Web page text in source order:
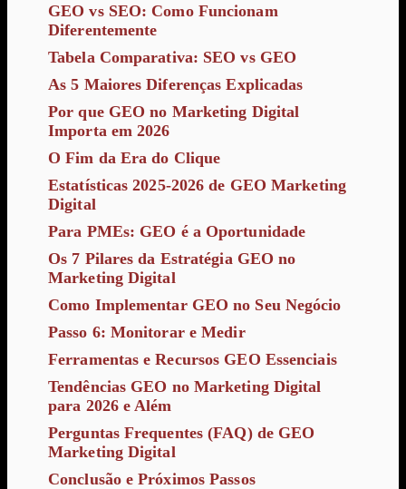
GEO vs SEO: Como Funcionam
Diferentemente
Tabela Comparativa: SEO vs GEO
As 5 Maiores Diferenças Explicadas
Por que GEO no Marketing Digital
Importa em 2026
O Fim da Era do Clique
Estatísticas 2025-2026 de GEO Marketing
Digital
Para PMEs: GEO é a Oportunidade
Os 7 Pilares da Estratégia GEO no
Marketing Digital
Como Implementar GEO no Seu Negócio
Passo 6: Monitorar e Medir
Ferramentas e Recursos GEO Essenciais
Tendências GEO no Marketing Digital
para 2026 e Além
Perguntas Frequentes (FAQ) de GEO
Marketing Digital
Conclusão e Próximos Passos